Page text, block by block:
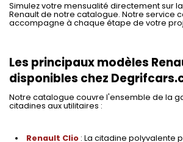
Simulez votre mensualité directement sur
Renault de notre catalogue. Notre service
accompagne à chaque étape de votre
Les principaux modèles
disponibles chez
Notre catalogue couvre l'ensemble de la
citadines aux utilitaires :
Renault Clio: La citadine polyvalente